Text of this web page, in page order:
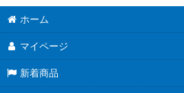
ホーム
マイページ
新着商品